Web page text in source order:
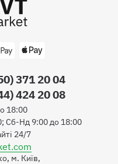
371 20 04
424 20 08
18:00
Сб-Нд 9:00 до 18:00
24/7
м. Київ,